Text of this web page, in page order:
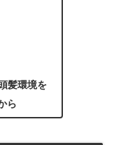
髪環境を
ら